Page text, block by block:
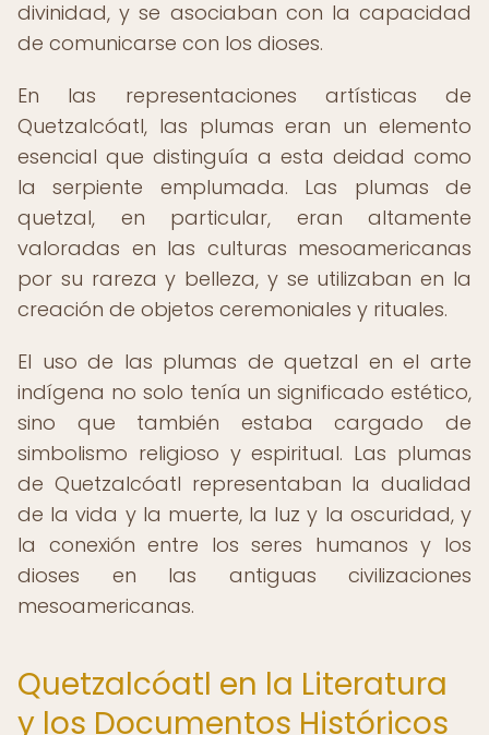
divinidad, y se asociaban con la capacidad
de comunicarse con los dioses.
En las representaciones artísticas de
Quetzalcóatl, las plumas eran un elemento
esencial que distinguía a esta deidad como
la serpiente emplumada. Las plumas de
quetzal, en particular, eran altamente
valoradas en las culturas mesoamericanas
por su rareza y belleza, y se utilizaban en la
creación de objetos ceremoniales y rituales.
El uso de las plumas de quetzal en el arte
indígena no solo tenía un significado estético,
sino que también estaba cargado de
simbolismo religioso y espiritual. Las plumas
de Quetzalcóatl representaban la dualidad
de la vida y la muerte, la luz y la oscuridad, y
la conexión entre los seres humanos y los
dioses en las antiguas civilizaciones
mesoamericanas.
Quetzalcóatl en la Literatura
y los Documentos Históricos